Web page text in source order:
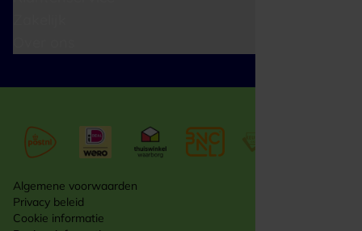
Algemene voorwaarden
Privacy beleid
Cookie informatie